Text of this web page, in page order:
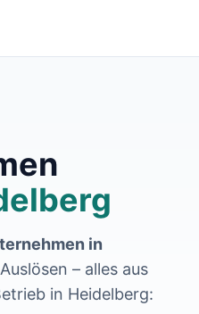
in
– alles aus
in Heidelberg: